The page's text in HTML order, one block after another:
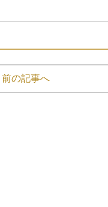
前の記事へ